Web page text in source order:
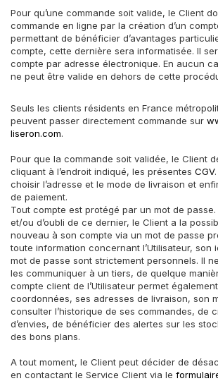
Pour qu’une commande soit valide, le Client
commande en ligne par la création d’un
permettant de bénéficier d’avantages
compte, cette dernière sera informatisée. Il
compte par adresse électronique. En aucun
ne peut être valide en dehors de cette
Seuls les clients résidents en France
peuvent passer directement commande sur
liseron.com.
Pour que la commande soit validée, le Client
cliquant à l’endroit indiqué, les présentes CGV
choisir l’adresse et le mode de livraison et
de paiement.
Tout compte est protégé par un mot de
et/ou d’oubli de ce dernier, le Client a la
nouveau à son compte via un mot de passe
toute information concernant l’Utilisateur, son
mot de passe sont strictement personnels. Il
les communiquer à un tiers, de quelque
compte client de l’Utilisateur permet
coordonnées, ses adresses de livraison, son
consulter l’historique de ses commandes, de
d’envies, de bénéficier des alertes sur les
des bons plans.
A tout moment, le Client peut décider de
en contactant le Service Client via le